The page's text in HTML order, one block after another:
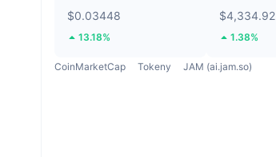
$0.03448
13.18%
$4,334.92
1.38%
CoinMarketCap Tokeny JAM (ai.jam.so)